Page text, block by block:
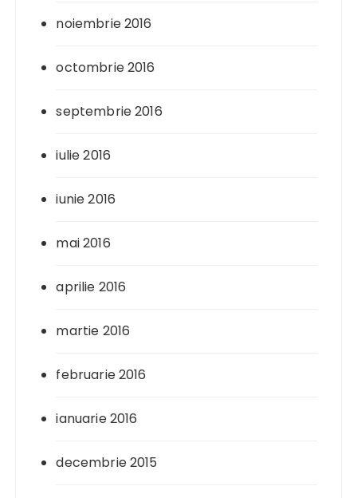
noiembrie 2016
octombrie 2016
septembrie 2016
iulie 2016
iunie 2016
mai 2016
aprilie 2016
martie 2016
februarie 2016
ianuarie 2016
decembrie 2015